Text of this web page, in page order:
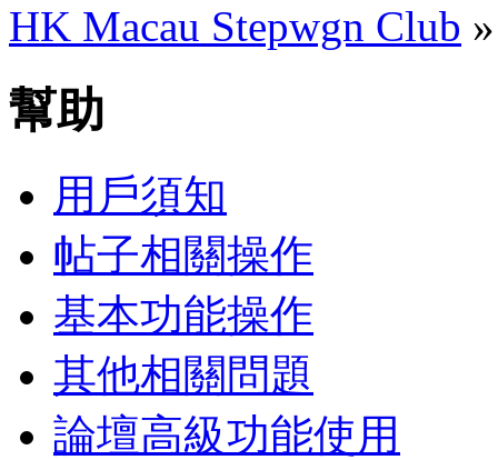
HK Macau Stepwgn Club
幫助
用戶須知
帖子相關操作
基本功能操作
其他相關問題
論壇高級功能使用